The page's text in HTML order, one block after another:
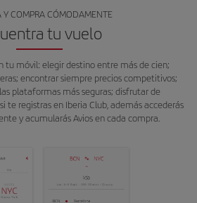
Y COMPRA CÓMODAMENTE
tu vuelo
tu móvil: elegir destino entre más de cien;
encontrar siempre precios competitivos;
plataformas más seguras; disfrutar de
te registras en Iberia Club, además accederás
y acumularás Avios en cada compra.